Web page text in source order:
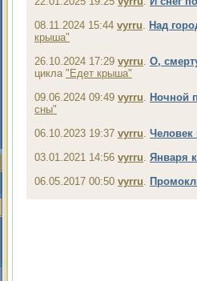
08.11.2024 15:44 vyrru. Над
крыша"
26.10.2024 17:29 vyrru. О,
цикла "Едет крыша"
09.06.2024 09:49 vyrru. Ночной
сны"
06.10.2023 19:37 vyrru. Человек
03.01.2021 14:56 vyrru. Января
06.05.2017 00:50 vyrru.